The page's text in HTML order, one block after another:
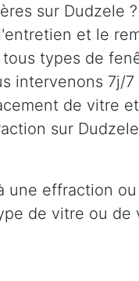
sur Dudzele
et le
types de
intervenons 7j/
de vitre
sur
une effraction
de vitre ou de